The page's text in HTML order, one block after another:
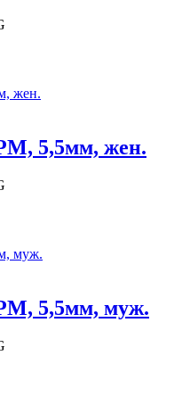
5,5мм, жен.
5,5мм, муж.